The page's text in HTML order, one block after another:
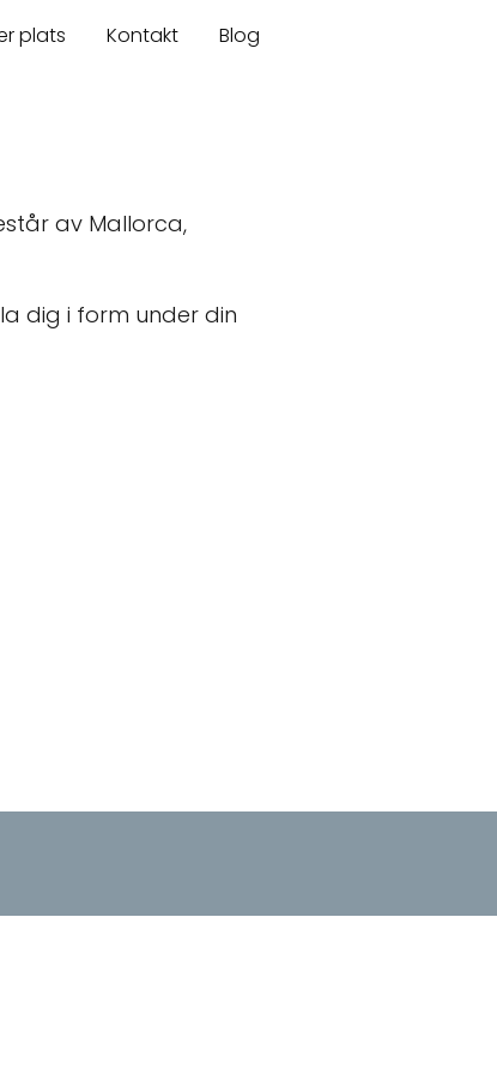
plats Kontakt Blog
av Mallorca,
dig i form under din